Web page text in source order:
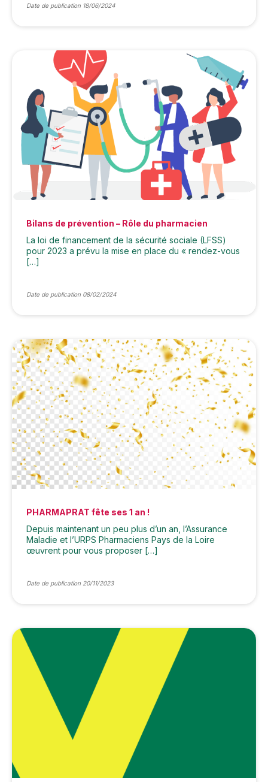
Date de publication 18/06/2024
Bilans de prévention – Rôle du pharmacien
La loi de financement de la sécurité sociale (LFSS)
pour 2023 a prévu la mise en place du « rendez-vous
[…]
Date de publication 08/02/2024
PHARMAPRAT fête ses 1 an !
Depuis maintenant un peu plus d’un an, l’Assurance
Maladie et l’URPS Pharmaciens Pays de la Loire
œuvrent pour vous proposer […]
Date de publication 20/11/2023